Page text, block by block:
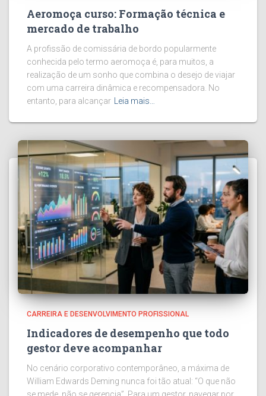
Aeromoça curso: Formação técnica e
mercado de trabalho
A profissão de comissária de bordo popularmente
conhecida pelo termo aeromoça é, para muitos, a
realização de um sonho que combina o desejo de viajar
com uma carreira dinâmica e recompensadora. No
entanto, para alcançar Leia mais…
CARREIRA E DESENVOLVIMENTO PROFISSIONAL
Indicadores de desempenho que todo
gestor deve acompanhar
No cenário corporativo contemporâneo, a máxima de
William Edwards Deming nunca foi tão atual: “O que não